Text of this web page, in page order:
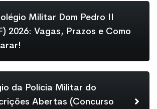
Militar Dom Pedro II
2026: Vagas, Prazos e Como
da Polícia Militar do
Abertas (Concurso